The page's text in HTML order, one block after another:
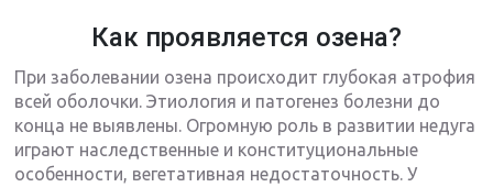
Как проявляется озена?
При заболевании озена происходит глубокая атрофия
всей оболочки. Этиология и патогенез болезни до
конца не выявлены. Огромную роль в развитии недуга
играют наследственные и конституциональные
особенности, вегетативная недостаточность. У